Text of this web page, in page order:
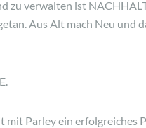
zu verwalten ist
Aus Alt mach Neu und
mit Parley ein